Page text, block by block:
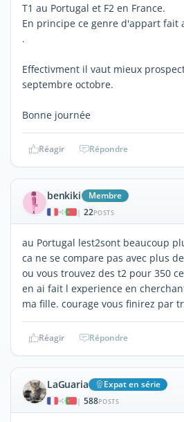
T1 au Portugal et F2 en France.
En principe ce genre d'appart fait
.
Effectivment il vaut mieux
septembre octobre.
Bonne journée
Réagir Répondre
benkiki Membre
| 22POSTS
au Portugal lest2sont beaucoup
ca ne se compare pas avec plus
ou vous trouvez des t2 pour 350
en ai fait l experience en
ma fille. courage vous finirez par
Réagir Répondre
LaGuaria Expat en série
| 588POSTS